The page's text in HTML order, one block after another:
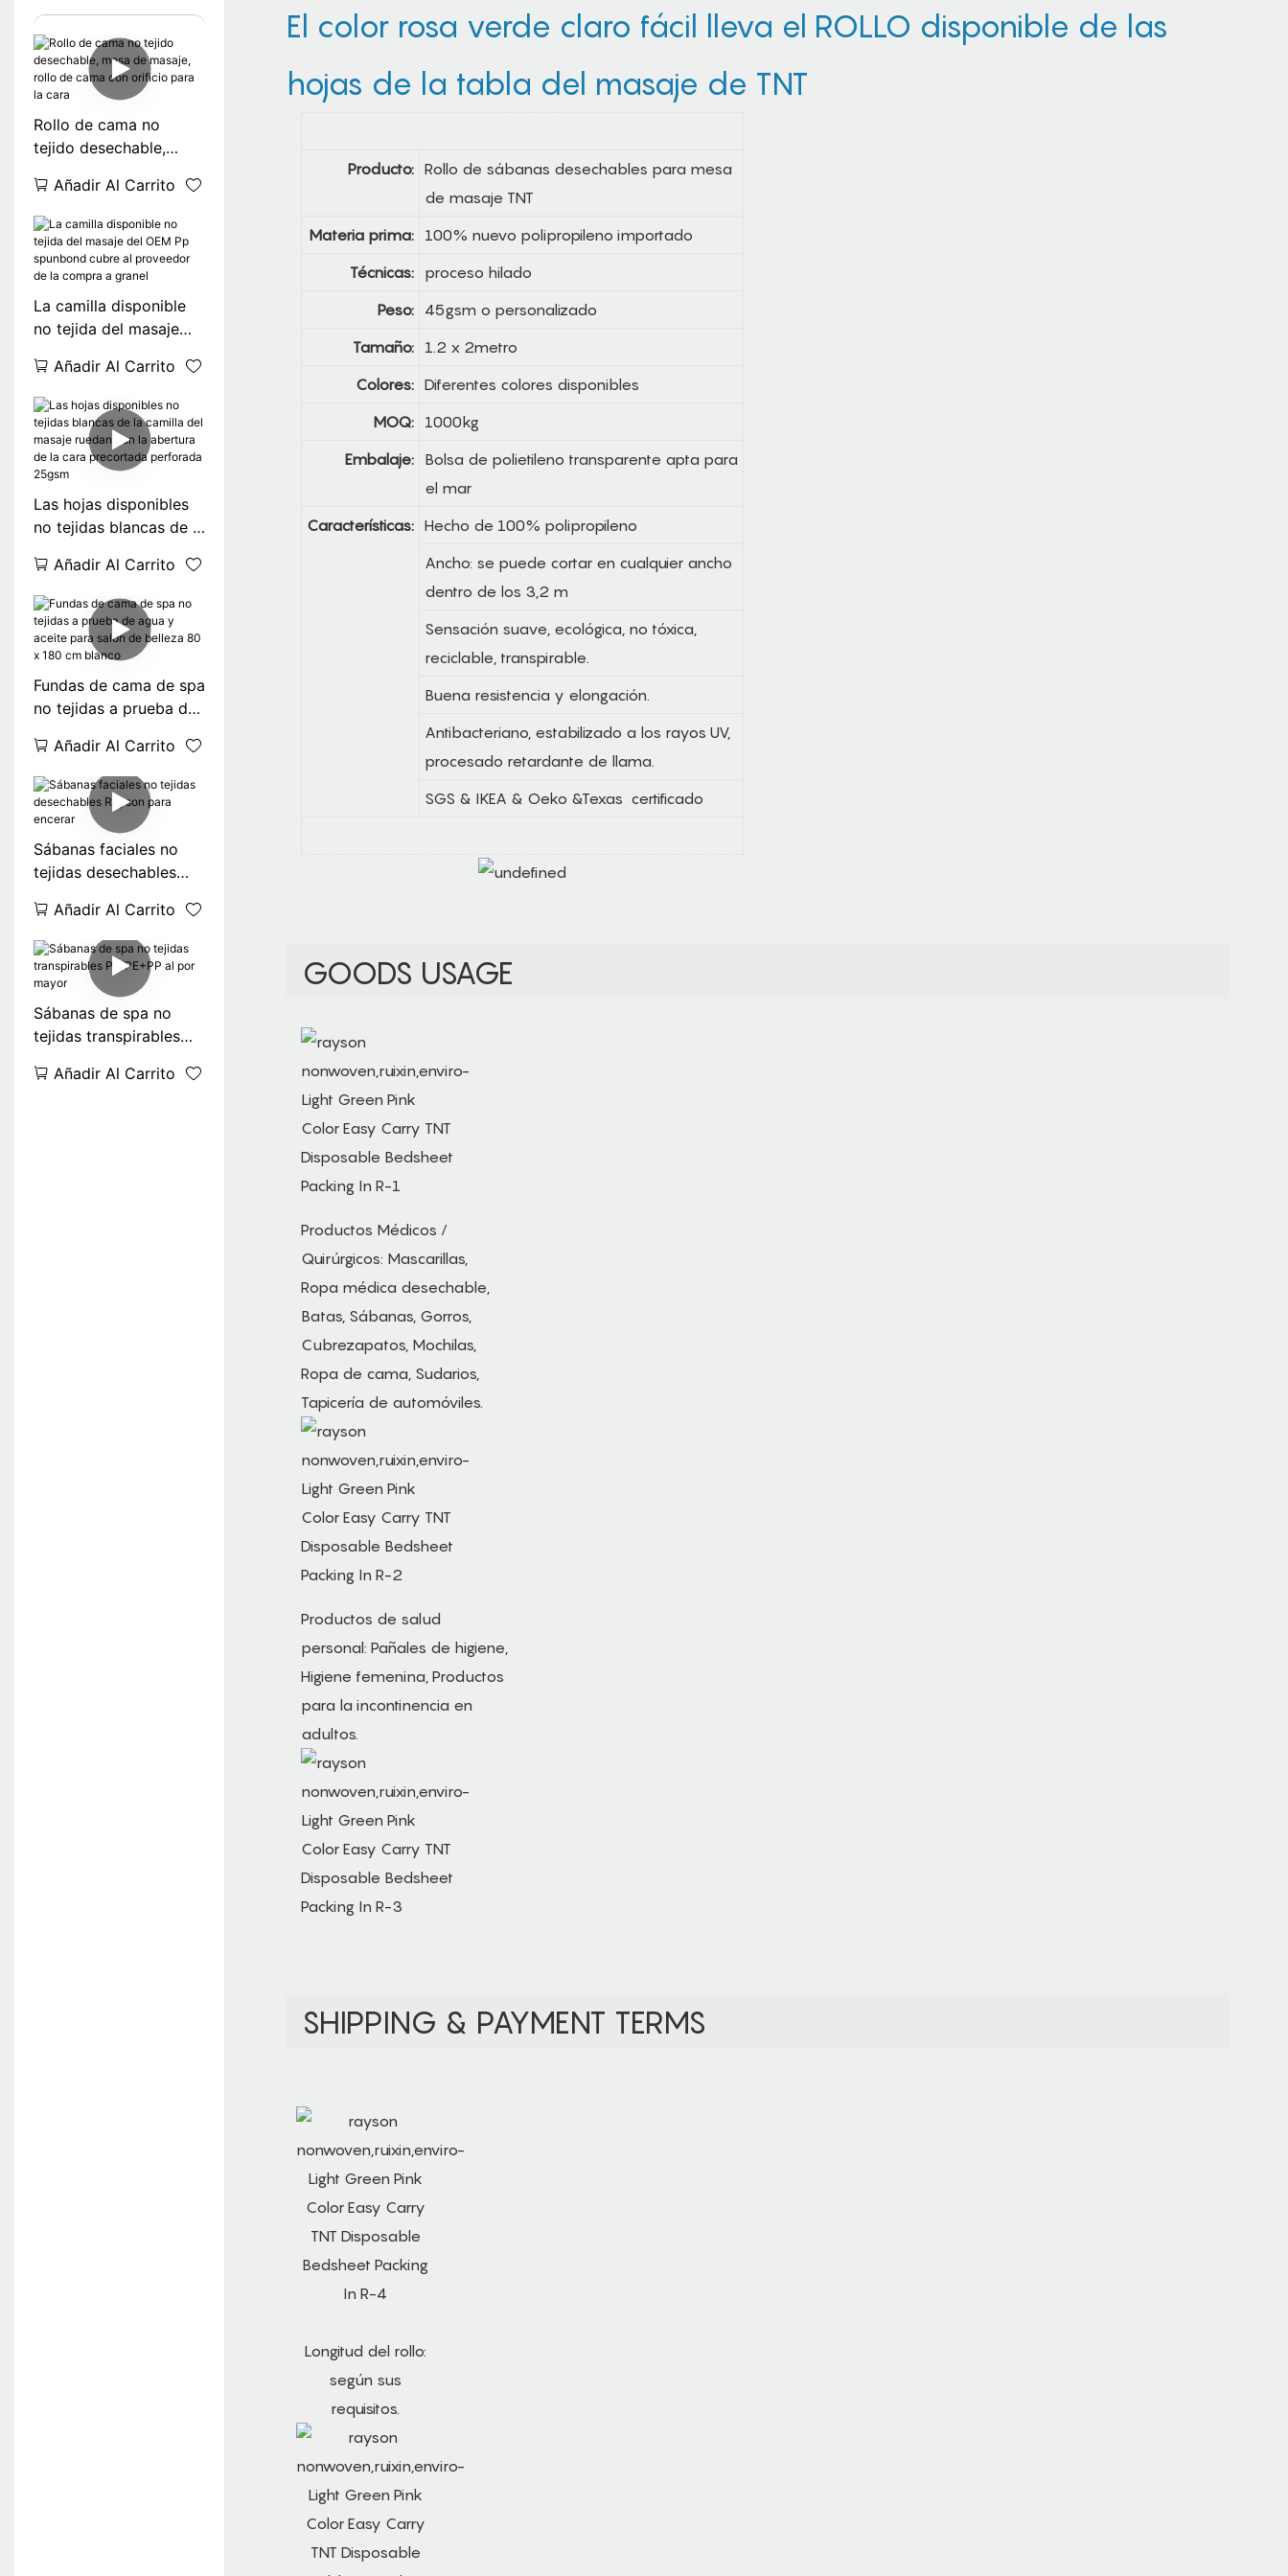
El color rosa verde claro fácil lleva el ROLLO disponible de las
hojas de la tabla del masaje de TNT
Producto: Rollo de sábanas desechables para mesa
de masaje TNT
Materia prima: 100% nuevo polipropileno importado
Técnicas: proceso hilado
Peso: 45gsm o personalizado
Tamaño: 1.2 x 2metro
Colores: Diferentes colores disponibles
MOQ: 1000kg
Embalaje: Bolsa de polietileno transparente apta para
el mar
Características: Hecho de 100% polipropileno
Ancho: se puede cortar en cualquier ancho
dentro de los 3,2 m
Sensación suave, ecológica, no tóxica,
reciclable, transpirable.
Buena resistencia y elongación.
Antibacteriano, estabilizado a los rayos UV,
procesado retardante de llama.
SGS & IKEA & Oeko &Texas certificado
GOODS USAGE
Productos Médicos /
Quirúrgicos: Mascarillas,
Ropa médica desechable,
Batas, Sábanas, Gorros,
Cubrezapatos, Mochilas,
Ropa de cama, Sudarios,
Tapicería de automóviles.
Productos de salud
personal: Pañales de higiene,
Higiene femenina, Productos
para la incontinencia en
adultos.
SHIPPING & PAYMENT TERMS
Longitud del rollo:
según sus
requisitos.
Rollo de cama no
tejido desechable,
de cama con orificio
para la cara
Añadir Al Carrito
La camilla disponible
no tejida del masaje
cubre al proveedor de
la compra a granel
Añadir Al Carrito
Las hojas disponibles
no tejidas blancas de la
ruedan con la abertura
de la cara precortada
perforada 25gsm
Añadir Al Carrito
Fundas de cama de spa
no tejidas a prueba de
salón de belleza 80 x
180 cm blanco
Añadir Al Carrito
Sábanas faciales no
tejidas desechables
Añadir Al Carrito
Sábanas de spa no
tejidas transpirables
Añadir Al Carrito